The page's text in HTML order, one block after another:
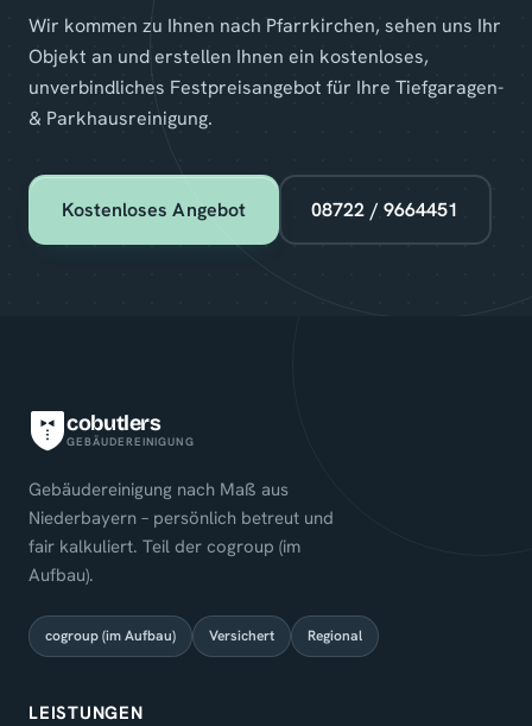
Wir kommen zu Ihnen nach Pfarrkirchen, sehen uns Ihr
Objekt an und erstellen Ihnen ein kostenloses,
unverbindliches Festpreisangebot für Ihre Tiefgaragen-
& Parkhausreinigung.
Kostenloses Angebot 08722 / 9664451
cobutlers
GEBÄUDEREINIGUNG
Gebäudereinigung nach Maß aus
Niederbayern – persönlich betreut und
fair kalkuliert. Teil der cogroup (im
Aufbau).
cogroup (im Aufbau) Versichert Regional
LEISTUNGEN